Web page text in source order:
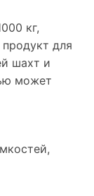
кг,
для
шахт и
может